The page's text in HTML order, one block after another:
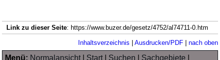
Link zu dieser Seite: https://www.buzer.de/gesetz/4752/al74711-0.htm
Inhaltsverzeichnis | Ausdrucken/PDF| nach oben
Menü: Normalansicht| Start| Suchen Sachgebiete